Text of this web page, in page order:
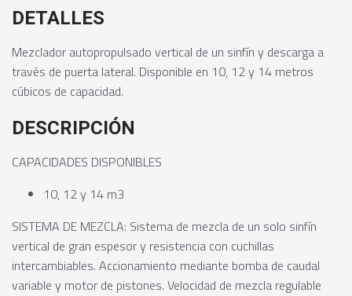
DETALLES
Mezclador autopropulsado vertical de un sinfín y descarga a
través de puerta lateral. Disponible en 10, 12 y 14 metros
cúbicos de capacidad.
DESCRIPCIÓN
CAPACIDADES DISPONIBLES
10, 12 y 14 m3
SISTEMA DE MEZCLA: Sistema de mezcla de un solo sinfín
vertical de gran espesor y resistencia con cuchillas
intercambiables. Accionamiento mediante bomba de caudal
variable y motor de pistones. Velocidad de mezcla regulable